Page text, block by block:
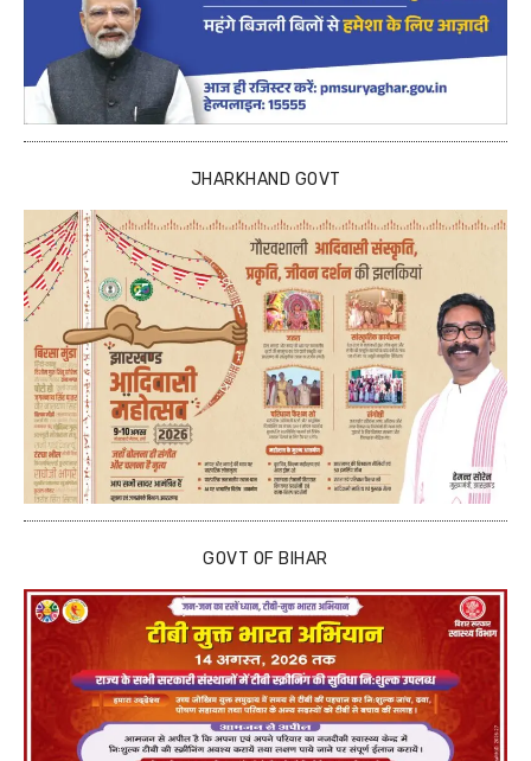
JHARKHAND GOVT
GOVT OF BIHAR